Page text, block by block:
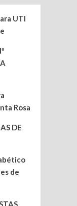
UTI
Rosa
DE
de